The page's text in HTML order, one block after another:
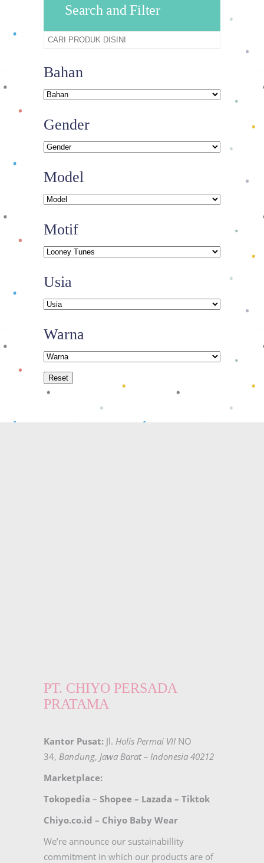
Search and Filter
Bahan
Gender
Model
Motif
Usia
Warna
Reset
PT. CHIYO PERSADA
PRATAMA
Kantor Pusat: Jl. Holis Permai VII NO
34, Bandung, Jawa Barat – Indonesia 40212
Marketplace:
Tokopedia – Shopee – Lazada – Tiktok
Chiyo.co.id – Chiyo Baby Wear
We’re announce our sustainabillity
commitment in which our products are of